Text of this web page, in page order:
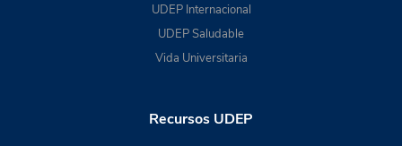
UDEP Internacional
UDEP Saludable
Vida Universitaria
Recursos UDEP